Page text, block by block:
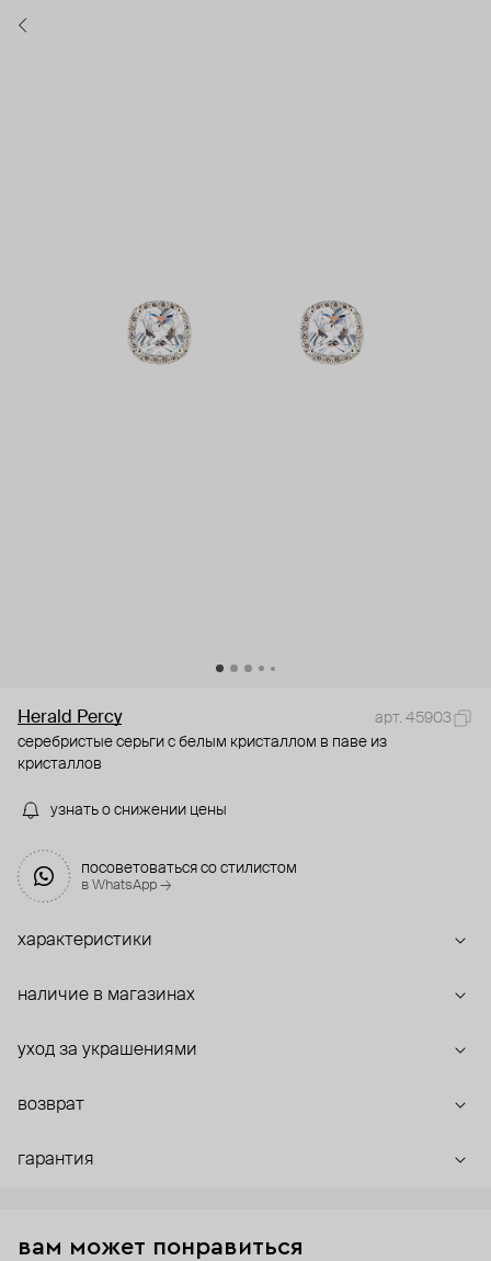
Herald Percy
арт. 45903
серебристые серьги с белым кристаллом в паве из
кристаллов
узнать о снижении цены
посоветоваться со стилистом
в WhatsApp →
характеристики
наличие в магазинах
уход за украшениями
возврат
гарантия
вам может понравиться